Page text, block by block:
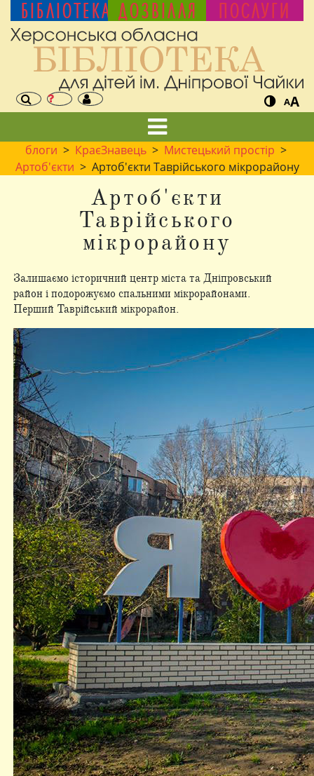
БІБЛІОТЕКА ДОЗВІЛЛЯ ПОСЛУГИ
AA
блоги > КраєЗнавець> Мистецький простір >
Артоб'єкти > Артоб'єкти Таврійського мікрорайону
Артоб'єкти
Таврійського
мікрорайону
Залишаємо історичний центр міста та Дніпровський
район і подорожуємо спальними мікрорайонами.
Перший Таврійський мікрорайон.